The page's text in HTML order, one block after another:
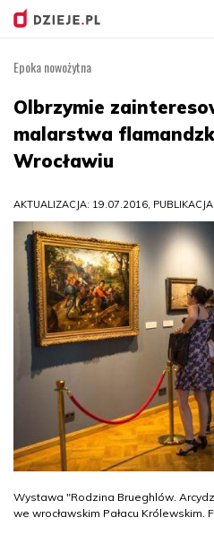
Epoka nowożytna
Olbrzymie
malarstwa
Wrocławiu
AKTUALIZACJA: 19.07.2016,
Wystawa "Rodzina Brueghlów.
we wrocławskim Pałacu Królewskim.